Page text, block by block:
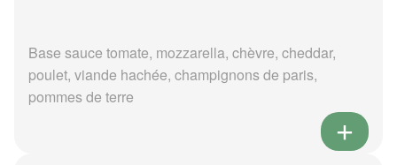
Base sauce tomate, mozzarella, chèvre, cheddar,
poulet, viande hachée, champignons de paris,
pommes de terre